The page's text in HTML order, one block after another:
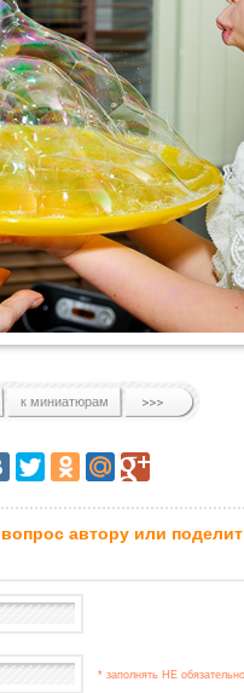
к миниатюрам
автору или
* заполнять НЕ обязательно